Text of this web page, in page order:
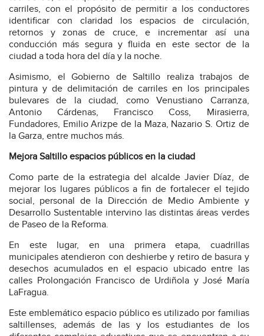
carriles, con el propósito de permitir a los conductores
identificar con claridad los espacios de circulación,
retornos y zonas de cruce, e incrementar así una
conducción más segura y fluida en este sector de la
ciudad a toda hora del día y la noche.
Asimismo, el Gobierno de Saltillo realiza trabajos de
pintura y de delimitación de carriles en los principales
bulevares de la ciudad, como Venustiano Carranza,
Antonio Cárdenas, Francisco Coss, Mirasierra,
Fundadores, Emilio Arizpe de la Maza, Nazario S. Ortiz de
la Garza, entre muchos más.
Mejora Saltillo espacios públicos en la ciudad
Como parte de la estrategia del alcalde Javier Díaz, de
mejorar los lugares públicos a fin de fortalecer el tejido
social, personal de la Dirección de Medio Ambiente y
Desarrollo Sustentable intervino las distintas áreas verdes
de Paseo de la Reforma.
En este lugar, en una primera etapa, cuadrillas
municipales atendieron con deshierbe y retiro de basura y
desechos acumulados en el espacio ubicado entre las
calles Prolongación Francisco de Urdiñola y José María
LaFragua.
Este emblemático espacio público es utilizado por familias
saltillenses, además de las y los estudiantes de los